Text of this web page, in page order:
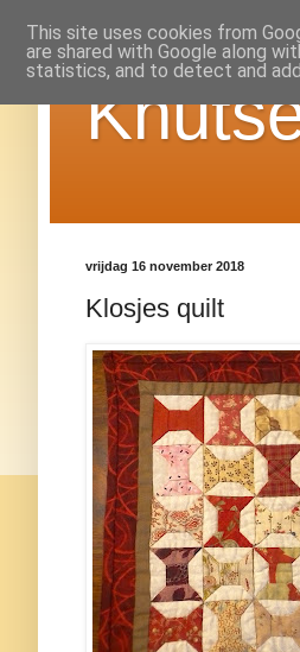
vrijdag 16 november 2018
Klosjes quilt
This site uses cookies from
are shared with Google along
statistics, and to detect and